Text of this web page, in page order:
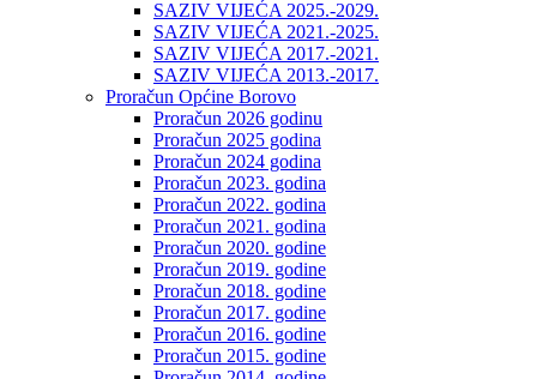
SAZIV VIJEĆA 2025.-2029.
SAZIV VIJEĆA 2021.-2025.
SAZIV VIJEĆA 2017.-2021.
SAZIV VIJEĆA 2013.-2017.
Proračun Općine Borovo
Proračun 2026 godinu
Proračun 2025 godina
Proračun 2024 godina
Proračun 2023. godina
Proračun 2022. godina
Proračun 2021. godina
Proračun 2020. godine
Proračun 2019. godine
Proračun 2018. godine
Proračun 2017. godine
Proračun 2016. godine
Proračun 2015. godine